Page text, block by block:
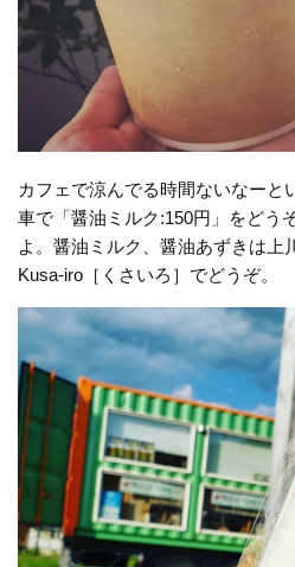
カフェで涼んでる時間ないなーと
車で「醤油ミルク:150円」をどう
よ。醤油ミルク、醤油あずきは上
Kusa-iro［くさいろ］でどうぞ。